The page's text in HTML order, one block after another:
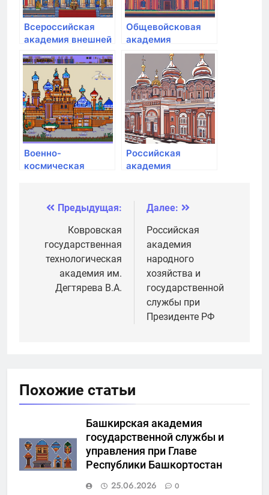
Всероссийская
академия внешней
торговли
минэкономразвития
России
Общевойсковая
академия
Вооруженных сил
Военно-
космическая
Российская
академия
Навигация
записям
Предыдущая:
Ковровская
государственная
технологическая
академия им.
Дегтярева В.А.
Далее:
Российская
академия
народного
хозяйства и
государственной
службы при
Президенте РФ
Похожие статьи
Башкирская академия
государственной службы и
управления при Главе
Республики Башкортостан
25.06.2026
0